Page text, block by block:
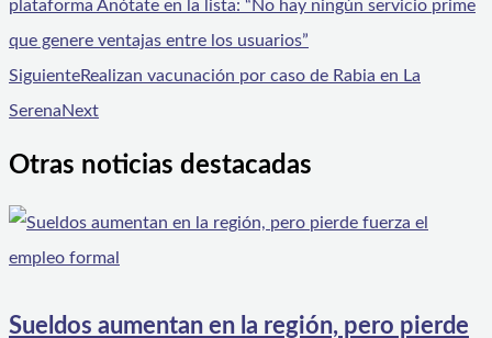
plataforma Anótate en la lista: “No hay ningún servicio prime
que genere ventajas entre los usuarios”
SiguienteRealizan vacunación por caso de Rabia en La
SerenaNext
Otras noticias destacadas
Sueldos aumentan en la región, pero pierde